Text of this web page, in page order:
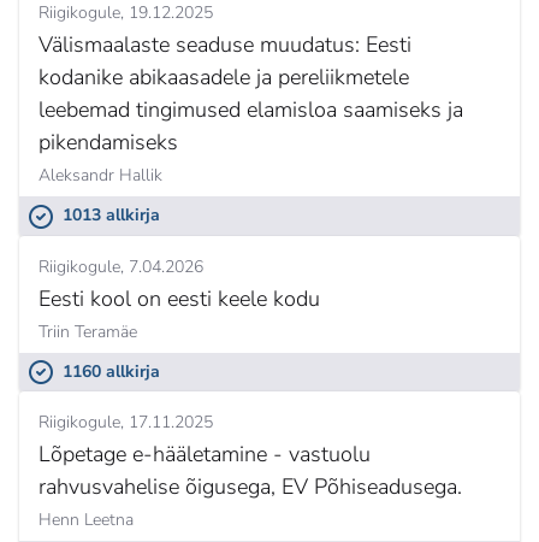
Riigikogule 19.12.2025
Välismaalaste seaduse muudatus: Eesti
kodanike abikaasadele ja pereliikmetele
leebemad tingimused elamisloa saamiseks ja
pikendamiseks
Aleksandr Hallik
1013 allkirja
Riigikogule 7.04.2026
Eesti kool on eesti keele kodu
Triin Teramäe
1160 allkirja
Riigikogule 17.11.2025
Lõpetage e-hääletamine - vastuolu
rahvusvahelise õigusega, EV Põhiseadusega.
Henn Leetna